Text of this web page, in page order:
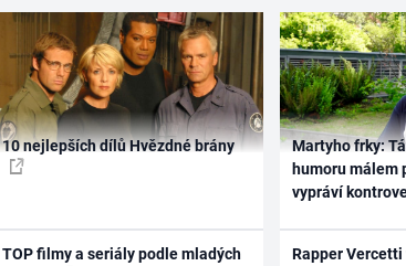
10 nejlepších dílů Hvězdné brány
TOP filmy a seriály podle mladých
Martyho frky:
humoru málem
vypráví
Rapper